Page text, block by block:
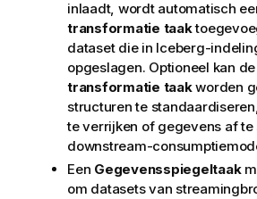
inlaadt, wordt automatisch
transformatie taak
dataset die in Iceberg-
opgeslagen. Optioneel kan de
transformatie taakworden
structuren te
te verrijken of gegevens af te
downstream-
Een Gegevensspiegeltaak
om datasets van